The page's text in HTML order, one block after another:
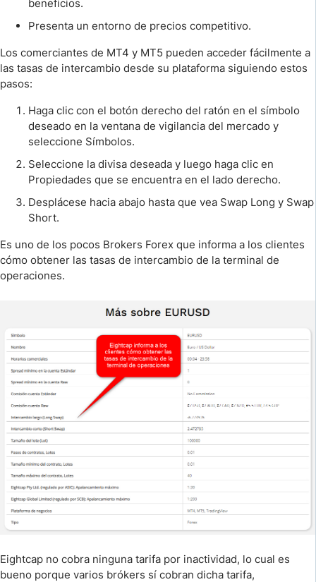
beneficios.
Presenta un entorno de precios competitivo.
Los comerciantes de MT4 y MT5 pueden acceder fácilmente a
las tasas de intercambio desde su plataforma siguiendo estos
pasos:
Haga clic con el botón derecho del ratón en el símbolo
deseado en la ventana de vigilancia del mercado y
seleccione Símbolos.
Seleccione la divisa deseada y luego haga clic en
Propiedades que se encuentra en el lado derecho.
Desplácese hacia abajo hasta que vea Swap Long y Swap
Short.
Es uno de los pocos Brokers Forex que informa a los clientes
cómo obtener las tasas de intercambio de la terminal de
operaciones.
Eightcap no cobra ninguna tarifa por inactividad, lo cual es
bueno porque varios brókers sí cobran dicha tarifa,